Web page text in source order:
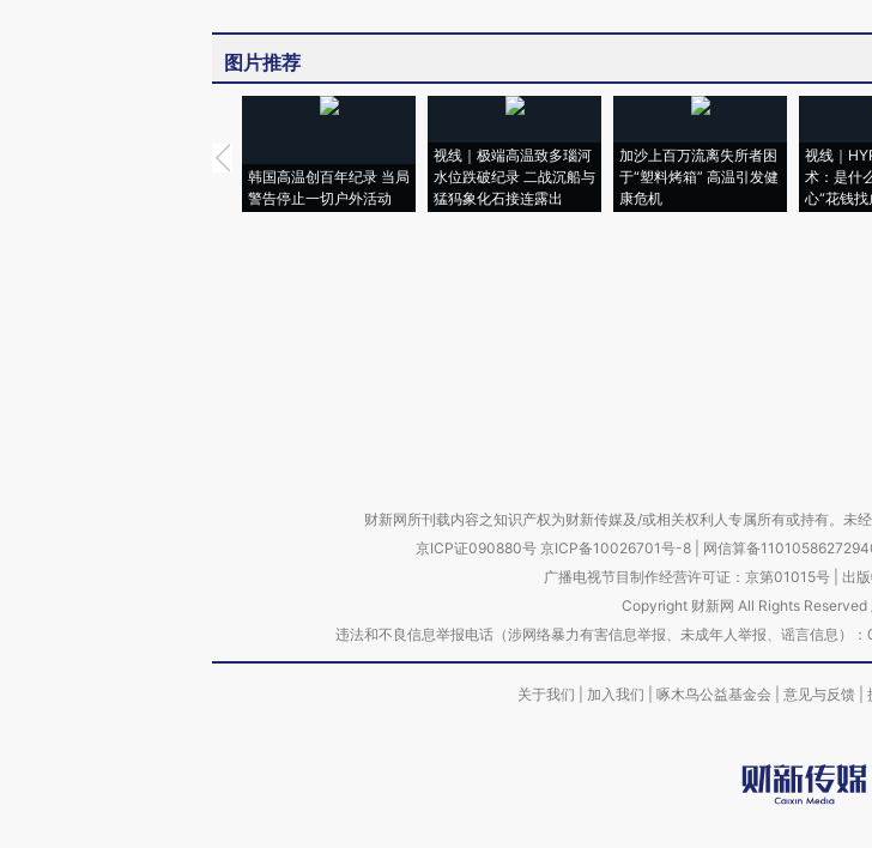
图片推荐
韩国高温创百年纪录 当局
警告停止一切户外活动
视线｜极端高温致多瑙河
水位跌破纪录 二战沉船与
猛犸象化石接连露出
加沙上百万流离失所者困
于“塑料烤箱” 高温引发健
康危机
视线｜
术：是什
心“花钱找
财新网所刊载内容之知识产权为财新传媒及/或相关权利人专属所有或持有。未
京ICP证090880号 京ICP备10026701号-8 网信算备
广播电视节目制作经营许可证：京第01015号| 出
Copyright 财新网 All Rights Reserved
违法和不良信息举报电话（涉网络暴力有害信息举报、未成年人举报、谣言信息
关于我们 加入我们 啄木鸟公益基金会 意见与反馈